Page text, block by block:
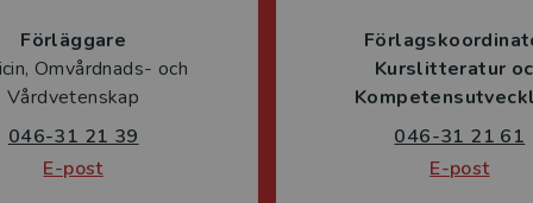
Förläggare
Omvårdnads- och
Vårdvetenskap
046-31 21 39
E-post
Kurslitteratur
046-31 21 61
E-post